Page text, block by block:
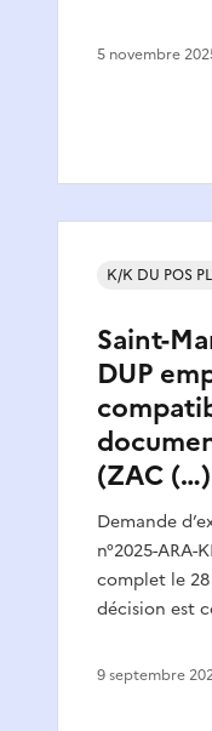
5 novembre
Saint-
DUP
(ZAC (…)
Demande
n°2025-ARA-
complet le 28
décision est
K/K DU POS
9 septembre